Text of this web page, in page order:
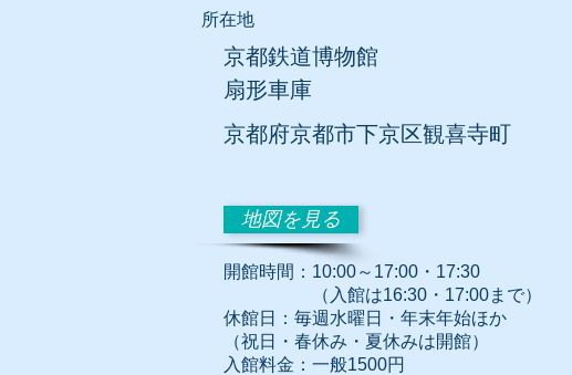
所在地
京都鉄道博物館
扇形車庫
京都府京都市下京区観喜寺町
地図を見る
開館時間：10:00～17:00・17:30
（入館は16:30・17:00まで）
休館日：毎週水曜日・年末年始ほか
（祝日・春休み・夏休みは開館）
入館料金：一般1500円